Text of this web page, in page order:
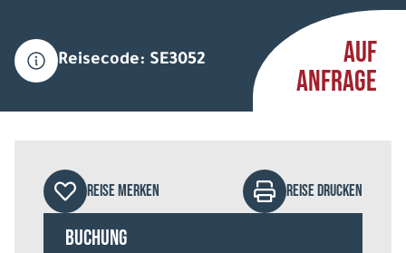
Reisecode: SE3052
AUF
ANFRAGE
REISE MERKEN REISE DRUCKEN
Buchung